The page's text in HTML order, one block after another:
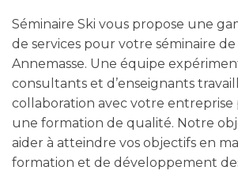
Séminaire Ski vous propose une
de services pour votre séminaire
Annemasse. Une équipe
consultants et d’enseignants
collaboration avec votre
une formation de qualité. Notre
aider à atteindre vos objectifs en
formation et de développement